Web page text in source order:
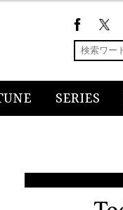
SERIES